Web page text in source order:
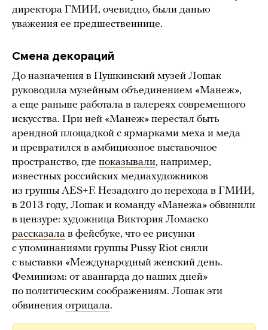
директора ГМИИ, очевидно, были данью
уважения ее предшественнице.
Смена декораций
До назначения в Пушкинский музей Лошак
руководила музейным объединением «Манеж»,
а еще раньше работала в галереях современного
искусства. При ней «Манеж» перестал быть
арендной площадкой с ярмарками меха и меда
и превратился в амбициозное выставочное
пространство, где показывали, например,
известных российских медиахудожников
из группы AES+F. Незадолго до перехода в ГМИИ,
в 2013 году, Лошак и команду «Манежа» обвинили
в цензуре: художница Виктория Ломаско
рассказала в фейсбуке, что ее рисунки
с упоминаниями группы Pussy Riot сняли
с выставки «Международный женский день.
Феминизм: от авангарда до наших дней»
по политическим соображениям. Лошак эти
обвинения отрицала.